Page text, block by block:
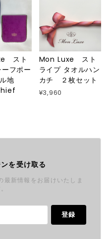
スト
フポー
地
Mon Luxe スト
ライプ タオルハン
カチ ２枚セット
¥3,960
を受け取る
最新情報をお届けいたしま
登録